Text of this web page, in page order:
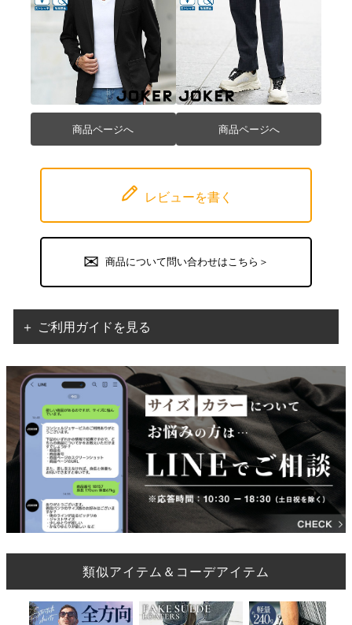
商品ページへ 商品ページへ
レビューを書く
商品について問い合わせはこちら＞
＋ ご利用ガイドを見る
類似アイテム＆コーデアイテム